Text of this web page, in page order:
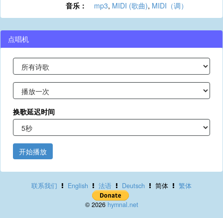
音乐：
mp3, MIDI (歌曲), MIDI（调）
点唱机
换歌延迟时间
开始播放
联系我们 English 法语 Deutsch 简体 繁体
© 2026 hymnal.net